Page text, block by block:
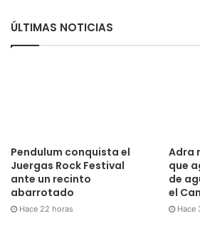
ÚLTIMAS NOTICIAS
Pendulum conquista el
Juergas Rock Festival
ante un recinto
abarrotado
Hace 22 horas
Adra
que
de
el
Hace